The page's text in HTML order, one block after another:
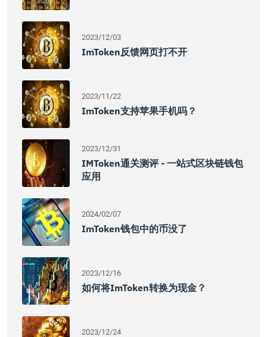
2023/12/03
ImToken反馈网页打不开
2023/11/22
ImToken支持苹果手机吗？
2023/12/31
IMToken通关测评 - 一站式区块链钱包
应用
2024/02/07
ImToken钱包中的币没了
2023/12/16
如何将imToken转换为现金？
2023/12/24